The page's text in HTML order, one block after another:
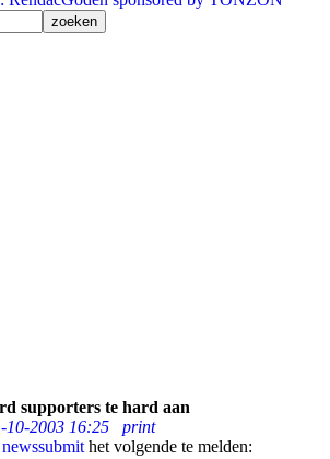
supporters te hard aan
10-2003 16:25
print
newssubmit het volgende te melden: